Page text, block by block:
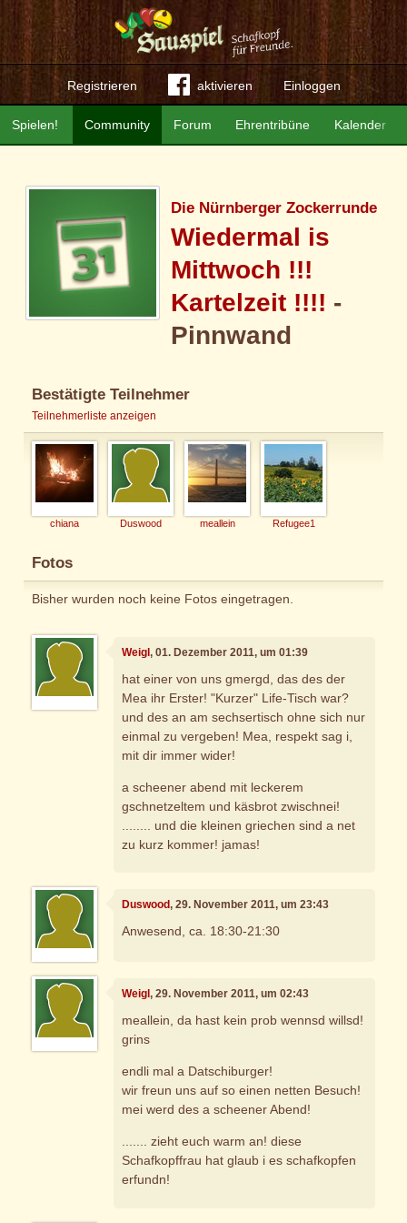
Registrieren aktivieren Einloggen
Community Forum Ehrentribüne Kalender
Spielen!
Die Nürnberger Zockerrunde
Wiedermal is
Mittwoch !!!
Kartelzeit !!!! -
Pinnwand
Bestätigte Teilnehmer
Teilnehmerliste anzeigen
chiana Duswood meallein Refugee1
Fotos
Bisher wurden noch keine Fotos eingetragen.
Weigl, 01. Dezember 2011, um 01:39
hat einer von uns gmergd, das des der
Mea ihr Erster! "Kurzer" Life-Tisch war?
und des an am sechsertisch ohne sich nur
einmal zu vergeben! Mea, respekt sag i,
mit dir immer wider!
a scheener abend mit leckerem
gschnetzeltem und käsbrot zwischnei!
........ und die kleinen griechen sind a net
zu kurz kommer! jamas!
Duswood, 29. November 2011, um 23:43
Anwesend, ca. 18:30-21:30
Weigl, 29. November 2011, um 02:43
meallein, da hast kein prob wennsd willsd!
grins
endli mal a Datschiburger!
wir freun uns auf so einen netten Besuch!
mei werd des a scheener Abend!
....... zieht euch warm an! diese
Schafkopffrau hat glaub i es schafkopfen
erfundn!